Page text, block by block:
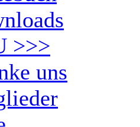
>>>
uns